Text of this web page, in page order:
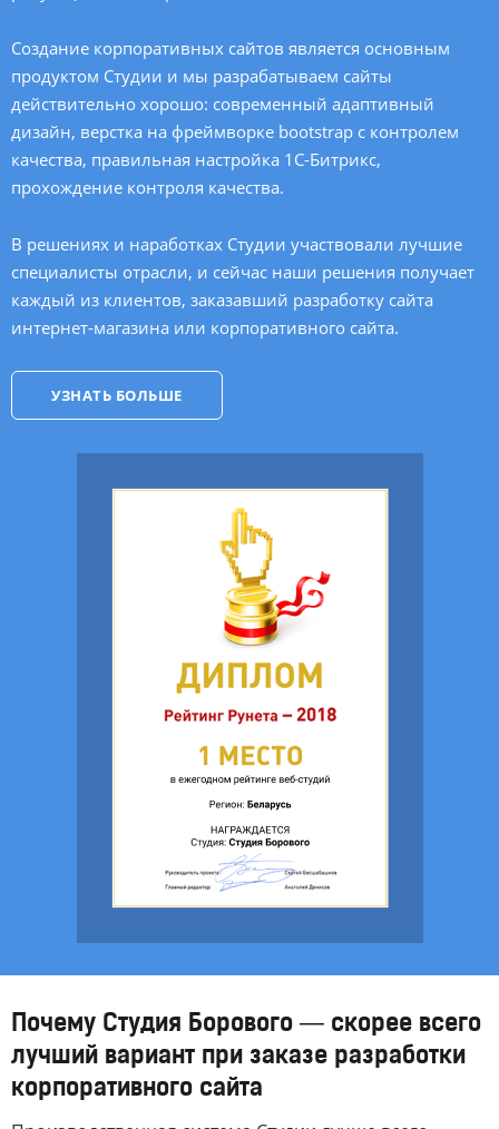
Создание корпоративных сайтов является основным
продуктом Студии и мы разрабатываем сайты
действительно хорошо: современный адаптивный
дизайн, верстка на фреймворке bootstrap с контролем
качества, правильная настройка 1С-Битрикс,
прохождение контроля качества.
В решениях и наработках Студии участвовали лучшие
специалисты отрасли, и сейчас наши решения получает
каждый из клиентов, заказавший разработку сайта
интернет-магазина или корпоративного сайта.
УЗНАТЬ БОЛЬШЕ
Почему Студия Борового — скорее всего
лучший вариант при заказе разработки
корпоративного сайта